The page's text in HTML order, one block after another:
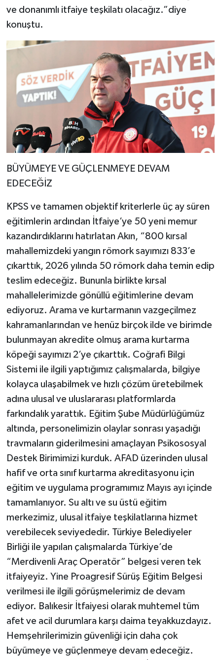
ve donanımlı itfaiye teşkilatı olacağız.”diye
konuştu.
BÜYÜMEYE VE GÜÇLENMEYE DEVAM
EDECEĞİZ
KPSS ve tamamen objektif kriterlerle üç ay süren
eğitimlerin ardından İtfaiye’ye 50 yeni memur
kazandırdıklarını hatırlatan Akın, “800 kırsal
mahallemizdeki yangın römork sayımızı 833’e
çıkarttık, 2026 yılında 50 römork daha temin edip
teslim edeceğiz. Bununla birlikte kırsal
mahallelerimizde gönüllü eğitimlerine devam
ediyoruz. Arama ve kurtarmanın vazgeçilmez
kahramanlarından ve henüz birçok ilde ve birimde
bulunmayan akredite olmuş arama kurtarma
köpeği sayımızı 2’ye çıkarttık. Coğrafi Bilgi
Sistemi ile ilgili yaptığımız çalışmalarda, bilgiye
kolayca ulaşabilmek ve hızlı çözüm üretebilmek
adına ulusal ve uluslararası platformlarda
farkındalık yarattık. Eğitim Şube Müdürlüğümüz
altında, personelimizin olaylar sonrası yaşadığı
travmaların giderilmesini amaçlayan Psikososyal
Destek Birimimizi kurduk. AFAD üzerinden ulusal
hafif ve orta sınıf kurtarma akreditasyonu için
eğitim ve uygulama programımız Mayıs ayı içinde
tamamlanıyor. Su altı ve su üstü eğitim
merkezimiz, ulusal itfaiye teşkilatlarına hizmet
verebilecek seviyededir. Türkiye Belediyeler
Birliği ile yapılan çalışmalarda Türkiye’de
“Merdivenli Araç Operatör” belgesi veren tek
itfaiyeyiz. Yine Proagresif Sürüş Eğitim Belgesi
verilmesi ile ilgili görüşmelerimiz de devam
ediyor. Balıkesir İtfaiyesi olarak muhtemel tüm
afet ve acil durumlara karşı daima teyakkuzdayız.
Hemşehrilerimizin güvenliği için daha çok
büyümeye ve güçlenmeye devam edeceğiz.